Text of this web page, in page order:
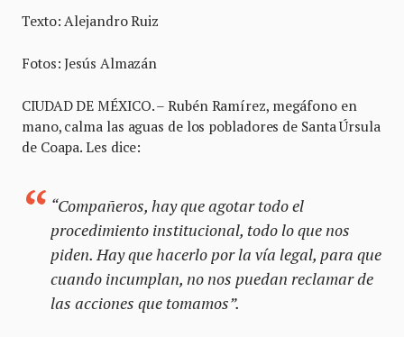
Texto: Alejandro Ruiz
Fotos: Jesús Almazán
CIUDAD DE MÉXICO. – Rubén Ramírez, megáfono en
mano, calma las aguas de los pobladores de Santa Úrsula
de Coapa. Les dice:
“Compañeros, hay que agotar todo el
procedimiento institucional, todo lo que nos
piden. Hay que hacerlo por la vía legal, para que
cuando incumplan, no nos puedan reclamar de
las acciones que tomamos”.